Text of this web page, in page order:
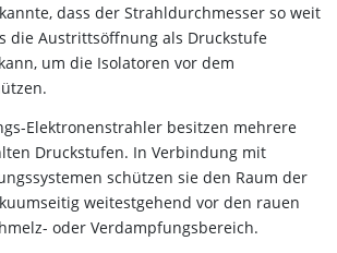
dass der Strahldurchmesser so weit
die Austrittsöffnung als Druckstufe
um die Isolatoren vor dem
Elektronenstrahler besitzen mehrere
Druckstufen. In Verbindung mit
schützen sie den Raum der
weitestgehend vor den rauen
oder Verdampfungsbereich.